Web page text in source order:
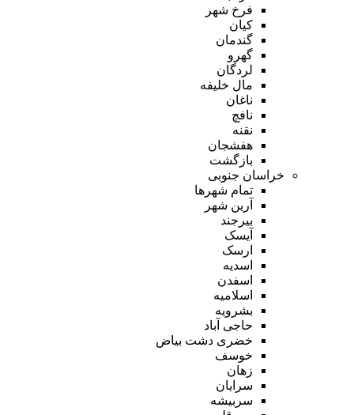
فرخ شهر
کیان
گندمان
گهرو
لردگان
مال خلیفه
ناغان
نافچ
نقنه
هفشجان
بازگشت
خراسان جنوبی
تمام شهر‌ها
آرین شهر
بیرجند
آیسک
ارسک
اسدیه
اسفدن
اسلامیه
بشرویه
حاجی آباد
خضری دشت بیاض
خوسف
زهان
سرایان
سربیشه